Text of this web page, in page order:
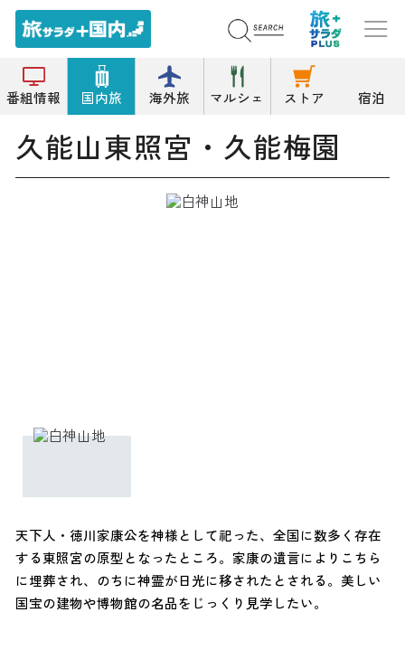
番組情報 国内旅 海外旅 マルシェ ストア 宿泊
トップ 梅の名所 久能山東照宮・久能梅園
久能山東照宮・久能梅園
天下人・徳川家康公を神様として祀った、全国に数多く存在
する東照宮の原型となったところ。家康の遺言によりこちら
に埋葬され、のちに神霊が日光に移されたとされる。美しい
国宝の建物や博物館の名品をじっくり見学したい。